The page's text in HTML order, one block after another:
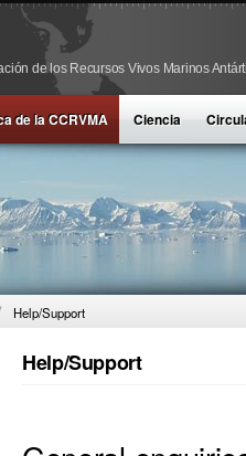
de los Recursos Vivos Marinos
de la CCRVMA Ciencia
Help/Support
Help/Support